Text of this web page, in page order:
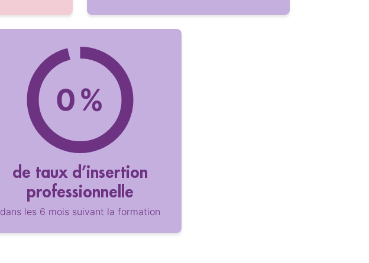
%
de taux d’insertion
professionnelle
dans les 6 mois suivant la formation